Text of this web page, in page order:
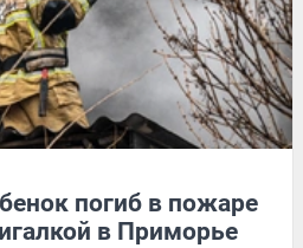
погиб в пожаре
в Приморье